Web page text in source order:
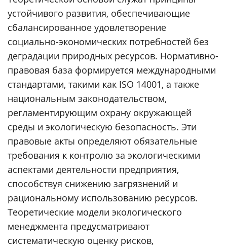
устойчивого развития, обеспечивающие
сбалансированное удовлетворение
социально-экономических потребностей без
деградации природных ресурсов. Нормативно-
правовая база формируется международными
стандартами, такими как ISO 14001, а также
национальным законодательством,
регламентирующим охрану окружающей
среды и экологическую безопасность. Эти
правовые акты определяют обязательные
требования к контролю за экологическими
аспектами деятельности предприятия,
способствуя снижению загрязнений и
рациональному использованию ресурсов.
Теоретические модели экологического
менеджмента предусматривают
систематическую оценку рисков,